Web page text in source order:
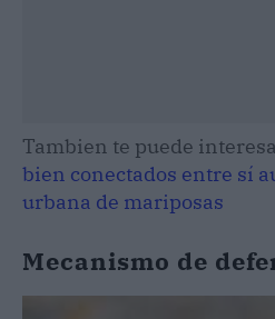
Tambien te puede
bien conectados entre sí
urbana de mariposas
Mecanismo de